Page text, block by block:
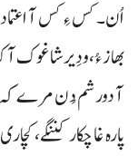
اُن۔ کس ءِ کس آ
بھاز ءُ، و دِیر شاغوک
آ دورشم دُن مرے کہ
پارہ غا چکار کننگے،